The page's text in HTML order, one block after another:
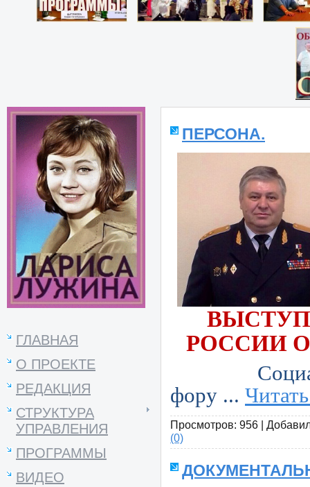
ГЛАВНАЯ
О ПРОЕКТЕ
РЕДАКЦИЯ
СТРУКТУРА
УПРАВЛЕНИЯ
ПРОГРАММЫ
ВИДЕО
ПЕРСОНА.
РОССИИ
фору ...
Просмотров: 956 |
(0)